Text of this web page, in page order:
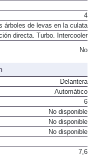
4
árboles de levas en la culata
directa. Turbo. Intercooler
No
Delantera
Automático
6
No disponible
No disponible
No disponible
7,6